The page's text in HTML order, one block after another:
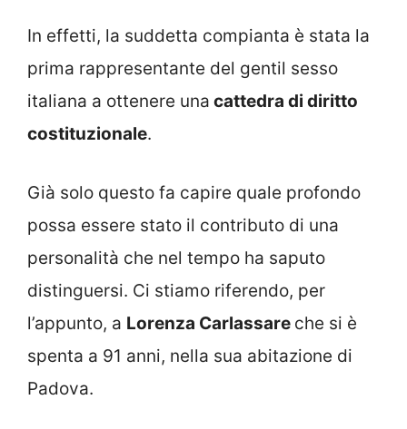
In effetti, la suddetta compianta è stata la
prima rappresentante del gentil sesso
italiana a ottenere una cattedra di diritto
costituzionale.
Già solo questo fa capire quale profondo
possa essere stato il contributo di una
personalità che nel tempo ha saputo
distinguersi. Ci stiamo riferendo, per
l’appunto, a Lorenza Carlassare che si è
spenta a 91 anni, nella sua abitazione di
Padova.